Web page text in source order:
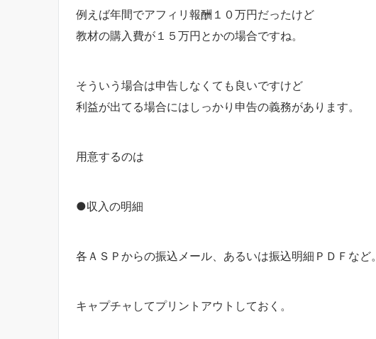
例えば年間でアフィリ報酬１０万円だったけど
教材の購入費が１５万円とかの場合ですね。
そういう場合は申告しなくても良いですけど
利益が出てる場合にはしっかり申告の義務があります。
用意するのは
●収入の明細
各ＡＳＰからの振込メール、あるいは振込明細ＰＤＦなど。
キャプチャしてプリントアウトしておく。